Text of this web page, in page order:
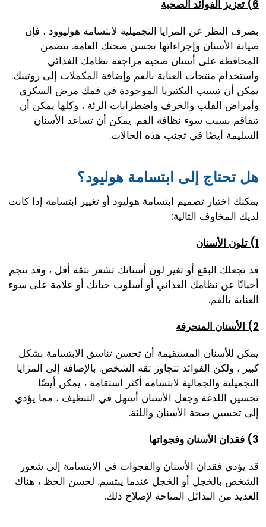
6) تعزيز الفوائد الصحية
بصرف النظر عن المزايا التجميلية لابتسامة هوليوود ، فإن
صيانة الأسنان وإجراءاتها تحسن صحتك العامة. تتضمن
المحافظة على أسنان صحية مراجعة نظامك الغذائي
واستخدام منتجات العناية بالفم وإضافة المكملات إلى روتينك.
يمكن أن تسبب البكتيريا الموجودة في فمك مرض السكري
وأمراض القلب والخرف واضطرابات الرئة ، وكلها يمكن أن
تتفاقم بسبب سوء نظافة الفم. يمكن أن تساعد الأسنان
السليمة أيضًا في تجنب هذه الحالات.
هل تحتاج إلى ابتسامة هوليود؟
يمكنك اختيار تصميم ابتسامة هوليود أو تغيير ابتسامة إذا كانت
لديك المخاوف التالية:
1) تلون الأسنان
قد تجعلك البقع أو تغير لون أسنانك تشعر بثقة أقل ، وقد تنجم
أحيانًا عن نظامك الغذائي أو أسلوب حياتك أو علامة على سوء
العناية بالفم.
2) الأسنان المنحرفة
يمكن للأسنان المستقيمة أن تحسن تناسق الابتسامة بشكل
كبير ، ولكن الفوائد تتجاوز ثقة الشخص. بالإضافة إلى المزايا
التجميلية والجمالية لابتسامة أكثر استقامة ، يمكن أيضًا
تحسين اللدغة وجعل الأسنان أسهل في التنظيف ، مما يؤدي
إلى تحسين صحة الأسنان واللثة.
3) فقدان الأسنان وفجواتها
قد يؤدي فقدان الأسنان والفجوات في الابتسامة إلى شعور
الشخص بالخجل أو الخجل عندما يبتسم. لحسن الحظ ، هناك
العديد من البدائل المتاحة لإصلاح ذلك.